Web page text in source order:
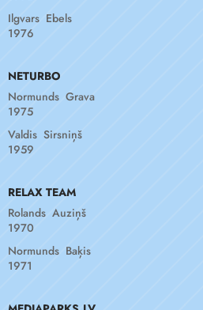
Ilgvars Ebels
1976
NETURBO
Normunds Grava
1975
Valdis Sirsniņš
1959
RELAX TEAM
Rolands Auziņš
1970
Normunds Baķis
1971